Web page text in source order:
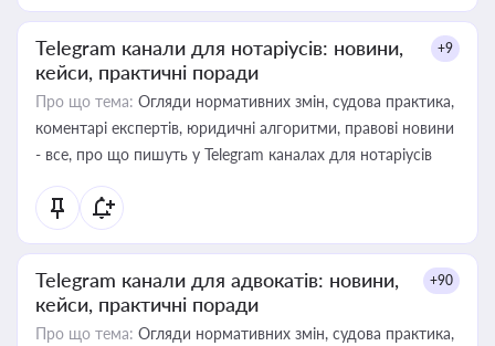
Telegram канали для нотаріусів: новини,
кейси, практичні поради
+9
Про що тема: Огляди нормативних змін, судова практика,
коментарі експертів, юридичні алгоритми, правові новини
- все, про що пишуть у Telegram каналах для нотаріусів
Telegram канали для адвокатів: новини,
кейси, практичні поради
+90
Про що тема: Огляди нормативних змін, судова практика,